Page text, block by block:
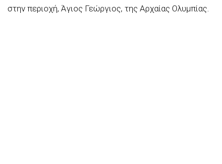
στην περιοχή, Άγιος Γεώργιος, της Αρχαίας Ολυμπίας.